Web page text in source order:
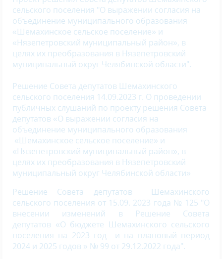
сельского поселения "О выражении согласия на
объединение муниципального образования
«Шемахинское сельское поселение» и
«Нязепетровский муниципальный район», в
целях их преобразования в Нязепетровский
муниципальный округ Челябинской области".
Решение Совета депутатов Шемахинского
сельского поселения 14.09.2023 г. О проведении
публичных слушаний по проекту решения Совета
депутатов «О выражении согласия на
объединение муниципального образования
«Шемахинское сельское поселение» и
«Нязепетровский муниципальный район», в
целях их преобразования в Нязепетровский
муниципальный округ Челябинской области»
Решение Совета депутатов Шемахинского
сельского поселения от 15.09. 2023 года № 125 "О
внесении изменений в Решение Совета
депутатов «О бюджете Шемахинского сельского
поселения на 2023 год и на плановый период
2024 и 2025 годов » № 99 от 29.12.2022 года".